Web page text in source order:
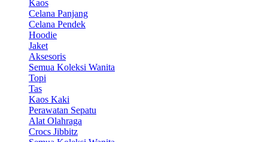
Kaos
Celana Panjang
Celana Pendek
Hoodie
Jaket
Aksesoris
Semua Koleksi Wanita
Topi
Tas
Kaos Kaki
Perawatan Sepatu
Alat Olahraga
Crocs Jibbitz